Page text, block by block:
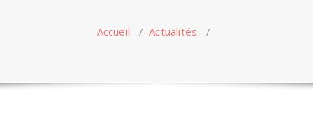
Accueil /Actualités /